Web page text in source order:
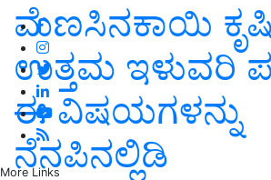
More Links
ಮೆಣಸಿನಕಾಯಿ
ಉತ್ತಮ ಇಳುವರಿ
ಈ ವಿಷಯಗಳನ್ನು
ನೆನಪಿನಲ್ಲಿಡಿ